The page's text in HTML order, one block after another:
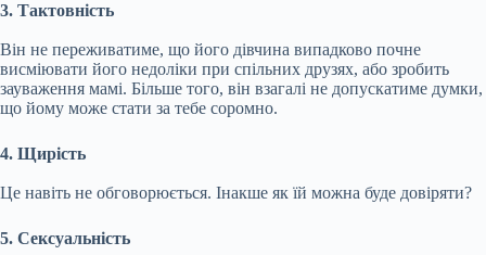
3. Тактовність
Він не переживатиме, що його дівчина випадково почне
висміювати його недоліки при спільних друзях, або зробить
зауваження мамі. Більше того, він взагалі не допускатиме думки,
що йому може стати за тебе соромно.
4. Щирість
Це навіть не обговорюється. Інакше як їй можна буде довіряти?
5. Сексуальність